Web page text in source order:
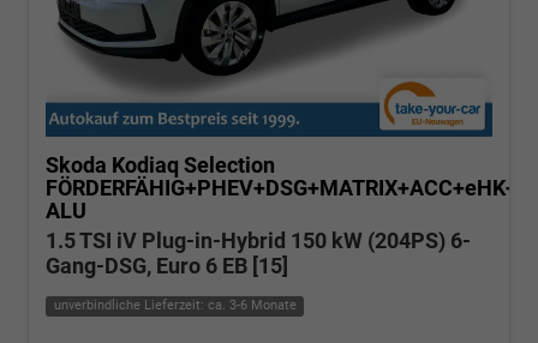
Skoda Kodiaq Selection
ALU
1.5 TSI iV Plug-in-Hybrid 150 kW (204PS) 6-
Gang-DSG, Euro 6 EB [15]
unverbindliche Lieferzeit: ca. 3-6 Monate